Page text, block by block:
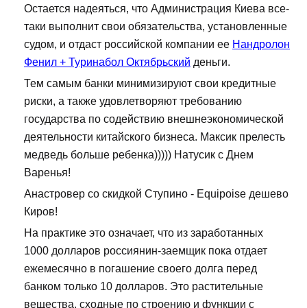
Остается надеяться, что Администрация Киева все-
таки выполнит свои обязательства, установленные
судом, и отдаст российской компании ее Нандролон
Фенил + Туринабол Октябрьский деньги.
Тем самым банки минимизируют свои кредитные
риски, а также удовлетворяют требованию
государства по содействию внешнеэкономической
деятельности китайского бизнеса. Максик прелесть
медведь больше ребенка))))) Натусик с Днем
Варенья!
Анастровер со скидкой Ступино - Equipoise дешево
Киров!
На практике это означает, что из заработанных
1000 долларов россиянин-заемщик пока отдает
ежемесячно в погашение своего долга перед
банком только 10 долларов. Это растительные
вещества, сходные по строению и функции с